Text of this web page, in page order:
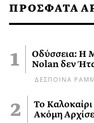
ΠΡΟΣΦΑΤΑ
Οδύσσεια: Η
Nolan δεν
ΔΕΣΠΟΙΝΑ
Το
Ακόμη